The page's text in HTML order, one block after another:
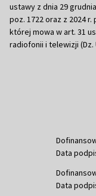
ustawy z dnia 29
poz. 1722 oraz z 2024
której mowa w art. 31
radiofonii i telewizji (Dz.
Data
Data